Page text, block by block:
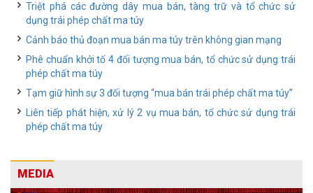
Triệt phá các đường dây mua bán, tàng trữ và tổ chức sử
dụng trái phép chất ma túy
Cảnh báo thủ đoạn mua bán ma túy trên không gian mạng
Phê chuẩn khởi tố 4 đối tượng mua bán, tổ chức sử dụng trái
phép chất ma túy
Tạm giữ hình sự 3 đối tượng “mua bán trái phép chất ma túy”
Liên tiếp phát hiện, xử lý 2 vụ mua bán, tổ chức sử dụng trái
phép chất ma túy
MEDIA